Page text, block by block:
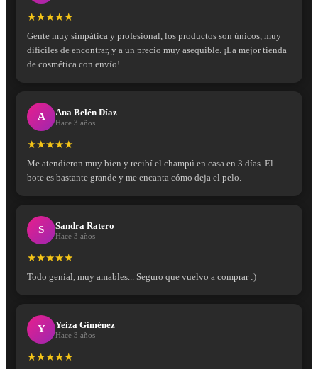
★★★★★
Gente muy simpática y profesional, los productos son únicos, muy
difíciles de encontrar, y a un precio muy asequible. ¡La mejor tienda
de cosmética con envío!
A Ana Belén Díaz
Hace 3 años
★★★★★
Me atendieron muy bien y recibí el champú en casa en 3 días. El
bote es bastante grande y me encanta cómo deja el pelo.
S Sandra Ratero
Hace 3 años
★★★★★
Todo genial, muy amables... Seguro que vuelvo a comprar :)
Y Yeiza Giménez
Hace 3 años
★★★★★